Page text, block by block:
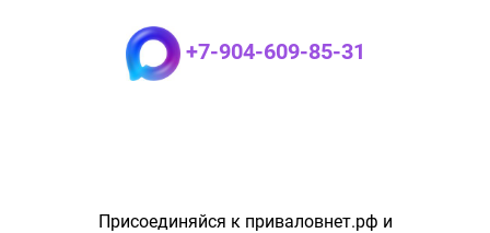
+7-904-609-85-31
Присоединяйся к приваловнет.рф и